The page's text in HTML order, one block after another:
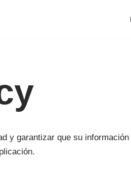
y garantizar que su